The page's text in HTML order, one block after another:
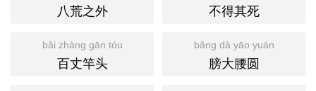
八荒之外 不得其死
bǎi zhàng gān tóu
百丈竿头
bǎng dà yāo yuán
膀大腰圆